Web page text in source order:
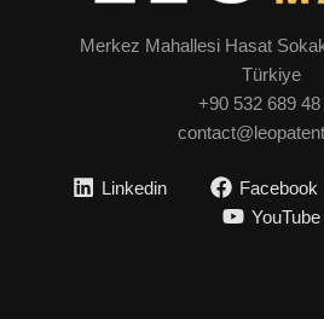
Merkez Mahallesi Hasat
Türkiye
+90 532 689 48
Linkedin Facebook
YouTube